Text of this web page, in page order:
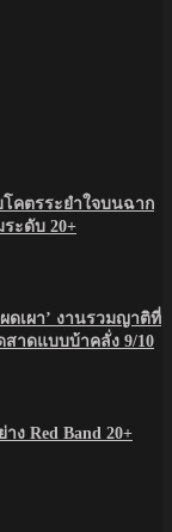
โคตรระยำใจบนฉาก
ะดับ 20+
ดเผา’ งานรวมญาติที่
สาดแบบบ้าคลั่ง 9/10
ง Red Band 20+